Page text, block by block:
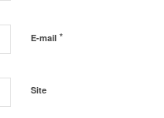
E-mail *
Site